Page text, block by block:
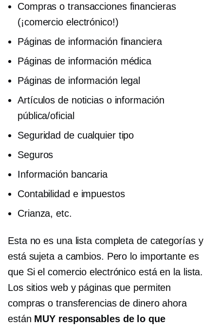
Compras o transacciones financieras
(¡comercio electrónico!)
Páginas de información financiera
Páginas de información médica
Páginas de información legal
Artículos de noticias o información
pública/oficial
Seguridad de cualquier tipo
Seguros
Información bancaria
Contabilidad e impuestos
Crianza, etc.
Esta no es una lista completa de categorías y
está sujeta a cambios. Pero lo importante es
que Si el comercio electrónico está en la lista.
Los sitios web y páginas que permiten
compras o transferencias de dinero ahora
están MUY responsables de lo que